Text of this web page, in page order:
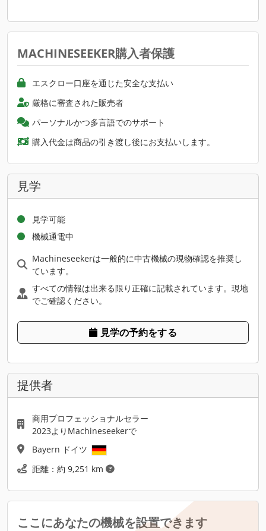
MACHINESEEKER購入者保護
エスクロー口座を通じた安全な支払い
厳格に審査された販売者
パーソナルかつ多言語でのサポート
購入代金は商品の引き渡し後にお支払いします。
見学
見学可能
機械通電中
Machineseekerは一般的に中古機械の現物確認を推奨し
ています。
すべての情報は出来る限り正確に記載されています。現地
でご確認ください。
見学の予約をする
提供者
商用プロフェッショナルセラー
2023よりMachineseekerで
Bayern ドイツ
距離：約 9,251 km
ここにあなたの機械を設置できます